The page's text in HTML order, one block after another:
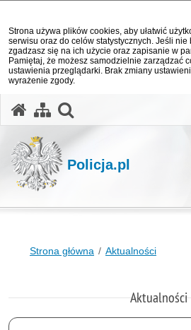
Strona używa plików cookies, aby ułatwić
serwisu oraz do celów statystycznych. Jeśli nie
zgadzasz się na ich użycie oraz zapisanie w
Pamiętaj, że możesz samodzielnie zarządzać
ustawienia przeglądarki. Brak zmiany
wyrażenie zgody.
Policja.pl
Strona główna Aktualności
Aktualności